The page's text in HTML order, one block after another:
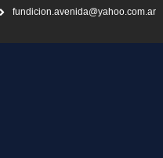
fundicion.avenida@yahoo.com.ar